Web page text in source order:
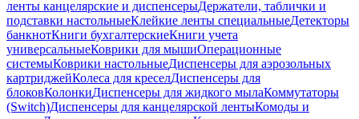
ленты канцелярские и диспенсерыДержатели, таблички и
подставки настольныеКлейкие ленты специальныеДетекторы
банкнотКниги бухгалтерскиеКниги учета
универсальныеКоврики для мышиОперационные
системыКоврики настольныеДиспенсеры для аэрозольных
картриджейКолеса для креселДиспенсеры для
блоковКолонкиДиспенсеры для жидкого мылаКоммутаторы
(Switch)Диспенсеры для канцелярской лентыКомоды и